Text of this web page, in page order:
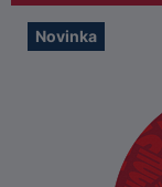
Novinka